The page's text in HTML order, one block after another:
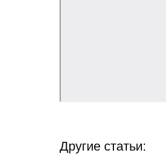
Другие статьи: